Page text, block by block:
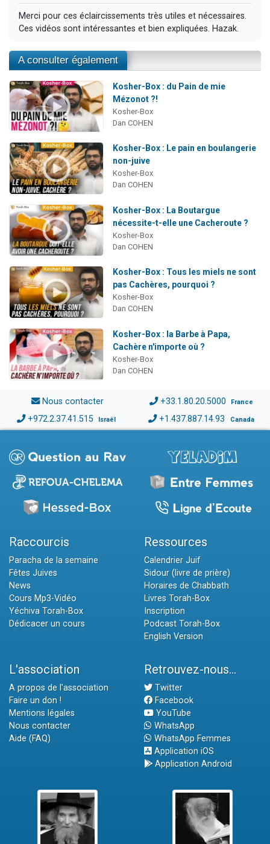
Merci pour ces éclaircissements très utiles et nécessaires.
Ces vidéos sont intéressantes et bien expliquées. Hazak.
A consulter également
Kosher-Box : du Pain de mie
Mézonot ?!
Kosher-Box
Dan COHEN
Kosher-Box : Le pain en boulangerie
non-juive
Kosher-Box
Dan COHEN
Kosher-Box : La Boutargue
nécessite-t-elle une Cacheroute ?
Kosher-Box
Dan COHEN
Kosher-Box : Tous les miels ne sont
pas Cachères, pourquoi ?
Kosher-Box
Dan COHEN
Kosher-Box : la Barbe à Papa,
Cachère n'importe où ?
Kosher-Box
Dan COHEN
Nous contacter +33.1.80.20.5000 France
+972.2.37.41.515 Israël +1.437.887.14.93 Canada
Raccourcis
Paracha de la semaine
Fêtes Juives
News
Cours Mp3-Vidéo
Yéchiva Torah-Box
Dédicacer un cours
Ressources
Calendrier Juif
Sidour (livre de prière)
Horaires de Chabbath
Livres Torah-Box
Inscription
Podcast Torah-Box
English Version
L'association
A propos de l'association
Faire un don !
Mentions légales
Nous contacter
Aide (FAQ)
Retrouvez-nous...
Twitter
Facebook
YouTube
WhatsApp
WhatsApp Femmes
Application iOS
Application Android